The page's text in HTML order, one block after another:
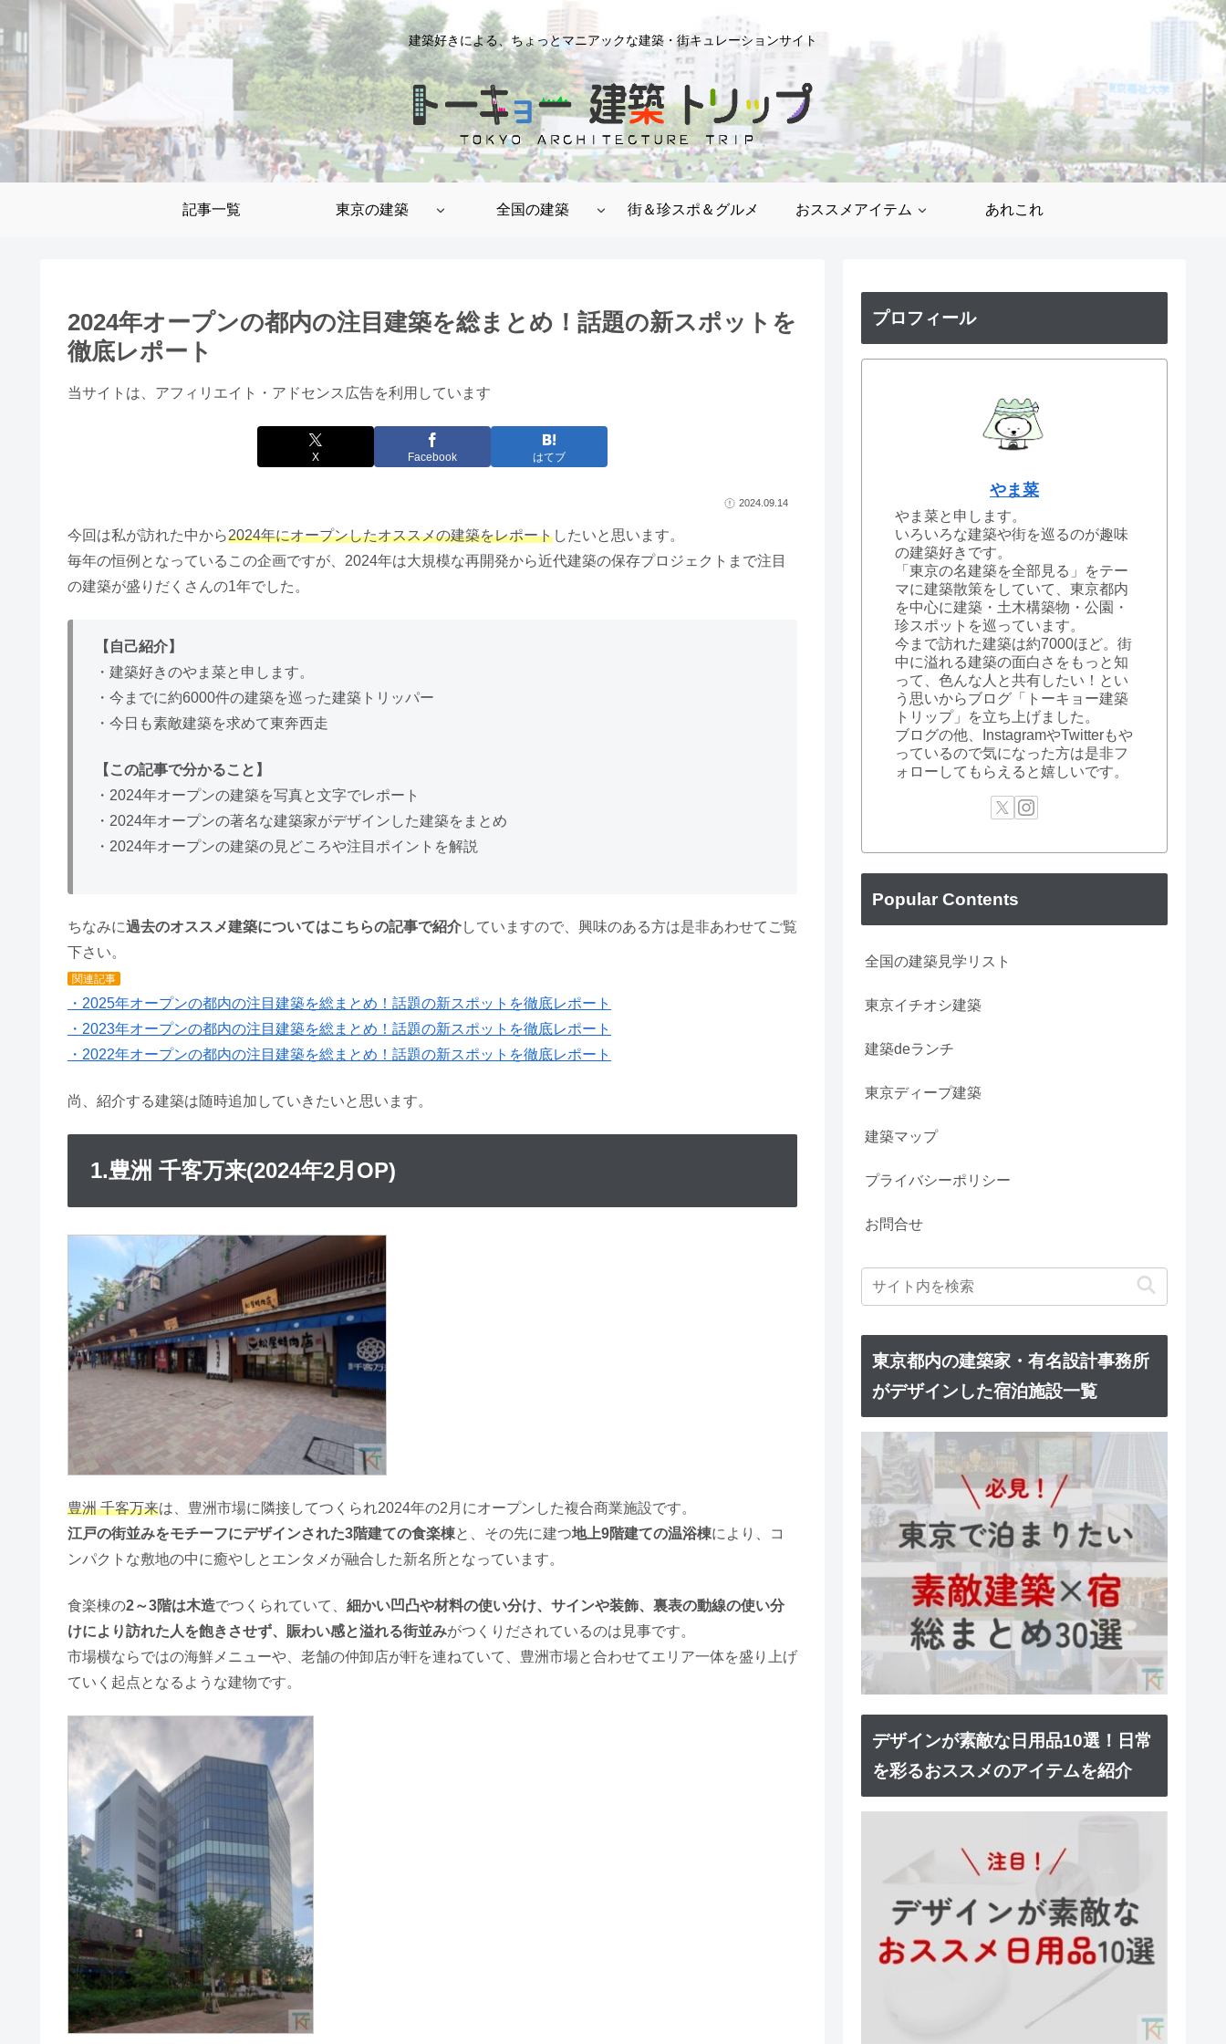
建築好きによる、ちょっとマニアックな建築・街キュレーションサイト
記事一覧 東京の建築 全国の建築 街＆珍スポ＆グルメ おススメアイテム あれこれ
2024年オープンの都内の注目建築を総まとめ！話題の新スポットを
徹底レポート
当サイトは、アフィリエイト・アドセンス広告を利用しています
X Facebook はてブ
2024.09.14
今回は私が訪れた中から2024年にオープンしたオススメの建築をレポートしたいと思います。
毎年の恒例となっているこの企画ですが、2024年は大規模な再開発から近代建築の保存プロジェクトまで注目
の建築が盛りだくさんの1年でした。
【自己紹介】
・建築好きのやま菜と申します。
・今までに約6000件の建築を巡った建築トリッパー
・今日も素敵建築を求めて東奔西走
【この記事で分かること】
・2024年オープンの建築を写真と文字でレポート
・2024年オープンの著名な建築家がデザインした建築をまとめ
・2024年オープンの建築の見どころや注目ポイントを解説
ちなみに過去のオススメ建築についてはこちらの記事で紹介していますので、興味のある方は是非あわせてご覧
下さい。
関連記事
・2025年オープンの都内の注目建築を総まとめ！話題の新スポットを徹底レポート
・2023年オープンの都内の注目建築を総まとめ！話題の新スポットを徹底レポート
・2022年オープンの都内の注目建築を総まとめ！話題の新スポットを徹底レポート
尚、紹介する建築は随時追加していきたいと思います。
1.豊洲 千客万来(2024年2月OP)
豊洲 千客万来は、豊洲市場に隣接してつくられ2024年の2月にオープンした複合商業施設です。
江戸の街並みをモチーフにデザインされた3階建ての食楽棟と、その先に建つ地上9階建ての温浴棟により、コ
ンパクトな敷地の中に癒やしとエンタメが融合した新名所となっています。
食楽棟の2～3階は木造でつくられていて、 細かい凹凸や材料の使い分け、サインや装飾、裏表の動線の使い分
けにより訪れた人を飽きさせず、賑わい感と溢れる街並みがつくりだされているのは見事です。
市場横ならではの海鮮メニューや、老舗の仲卸店が軒を連ねていて、豊洲市場と合わせてエリア一体を盛り上げ
ていく起点となるような建物です。
プロフィール
やま菜
やま菜と申します。
いろいろな建築や街を巡るのが趣味
の建築好きです。
「東京の名建築を全部見る」をテー
マに建築散策をしていて、東京都内
を中心に建築・土木構築物・公園・
珍スポットを巡っています。
今まで訪れた建築は約7000ほど。街
中に溢れる建築の面白さをもっと知
って、色んな人と共有したい！とい
う思いからブログ「トーキョー建築
トリップ」を立ち上げました。
ブログの他、InstagramやTwitterもや
っているので気になった方は是非フ
ォローしてもらえると嬉しいです。
Popular Contents
全国の建築見学リスト
東京イチオシ建築
建築deランチ
東京ディープ建築
建築マップ
プライバシーポリシー
お問合せ
東京都内の建築家・有名設計事務所
がデザインした宿泊施設一覧
デザインが素敵な日用品10選！日常
を彩るおススメのアイテムを紹介